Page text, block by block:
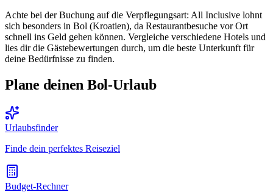
Achte bei der Buchung auf die Verpflegungsart: All Inclusive lohnt
sich besonders in Bol (Kroatien), da Restaurantbesuche vor Ort
schnell ins Geld gehen können. Vergleiche verschiedene Hotels und
lies dir die Gästebewertungen durch, um die beste Unterkunft für
deine Bedürfnisse zu finden.
Plane deinen Bol-Urlaub
Urlaubsfinder
Finde dein perfektes Reiseziel
Budget-Rechner